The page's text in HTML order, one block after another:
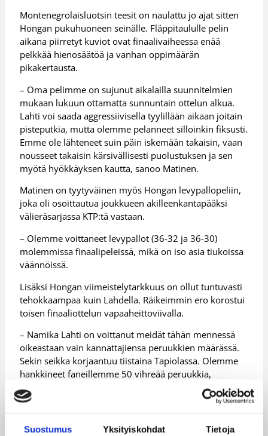
Suostumus Yksityiskohdat Tietoja
Montenegrolaisluotsin teesit on naulattu jo ajat sitten
Hongan pukuhuoneen seinälle. Fläppitaululle pelin
aikana piirretyt kuviot ovat finaalivaiheessa enää
pelkkää hienosäätöä ja vanhan oppimäärän
pikakertausta.
– Oma pelimme on sujunut aikalailla suunnitelmien
mukaan lukuun ottamatta sunnuntain ottelun alkua.
Lahti voi saada aggressiivisella tyylillään aikaan joitain
pisteputkia, mutta olemme pelanneet silloinkin fiksusti.
Emme ole lähteneet suin päin iskemään takaisin, vaan
nousseet takaisin kärsivällisesti puolustuksen ja sen
myötä hyökkäyksen kautta, sanoo Matinen.
Matinen on tyytyväinen myös Hongan levypallopeliin,
joka oli osoittautua joukkueen akilleenkantapääksi
välieräsarjassa KTP:tä vastaan.
– Olemme voittaneet levypallot (36-32 ja 36-30)
molemmissa finaalipeleissä, mikä on iso asia tiukoissa
väännöissä.
Lisäksi Hongan viimeistelytarkkuus on ollut tuntuvasti
tehokkaampaa kuin Lahdella. Räikeimmin ero korostui
toisen finaaliottelun vapaaheittoviivalla.
– Namika Lahti on voittanut meidät tähän mennessä
oikeastaan vain kannattajiensa peruukkien määrässä.
Sekin seikka korjaantuu tiistaina Tapiolassa. Olemme
hankkineet faneillemme 50 vihreää peruukkia,
virnistää Hongan manageri Sampsa Rekonen.